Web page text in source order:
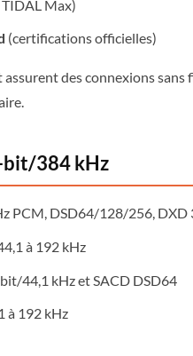
Max)
(certifications officielles)
des connexions sans
bit/384 kHz
PCM, DSD64/128/256, DXD
à 192 kHz
44,1 kHz et SACD DSD64
à 192 kHz